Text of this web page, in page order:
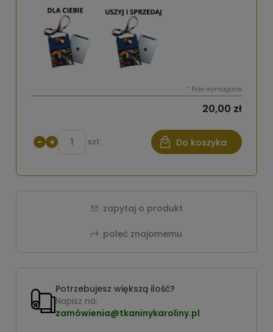
* Pole wymagane
20,00 zł
− + szt. Do koszyka
zapytaj o produkt
poleć znajomemu
Potrzebujesz większą ilość?
Napisz na:
zamówienia@tkaninykaroliny.pl